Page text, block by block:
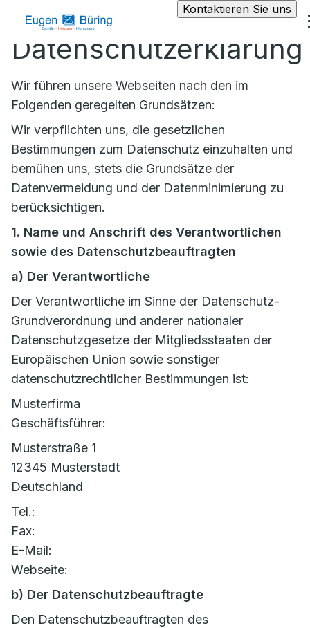
Kontaktieren Sie uns
Datenschutzerklärung
Wir führen unsere Webseiten nach den im
Folgenden geregelten Grundsätzen:
Wir verpflichten uns, die gesetzlichen
Bestimmungen zum Datenschutz einzuhalten und
bemühen uns, stets die Grundsätze der
Datenvermeidung und der Datenminimierung zu
berücksichtigen.
1. Name und Anschrift des Verantwortlichen
sowie des Datenschutzbeauftragten
a) Der Verantwortliche
Der Verantwortliche im Sinne der Datenschutz-
Grundverordnung und anderer nationaler
Datenschutzgesetze der Mitgliedsstaaten der
Europäischen Union sowie sonstiger
datenschutzrechtlicher Bestimmungen ist:
Musterfirma
Geschäftsführer:
Musterstraße 1
12345 Musterstadt
Deutschland
Tel.:
Fax:
E-Mail:
Webseite:
b) Der Datenschutzbeauftragte
Den Datenschutzbeauftragten des